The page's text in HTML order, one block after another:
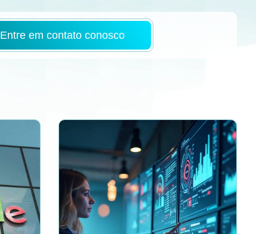
Entre em contato conosco